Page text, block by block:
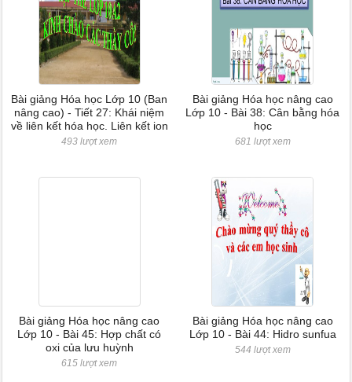
Bài giảng Hóa học Lớp 10 (Ban
nâng cao) - Tiết 27: Khái niệm
về liên kết hóa học. Liên kết ion
493 lượt xem
Bài giảng Hóa học nâng cao
Lớp 10 - Bài 38: Cân bằng hóa
học
681 lượt xem
Bài giảng Hóa học nâng cao
Lớp 10 - Bài 45: Hợp chất có
oxi của lưu huỳnh
615 lượt xem
Bài giảng Hóa học nâng cao
Lớp 10 - Bài 44: Hidro sunfua
544 lượt xem